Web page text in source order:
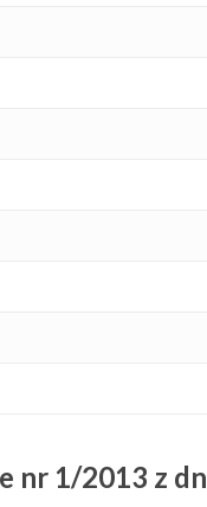
nr 1/2013 z